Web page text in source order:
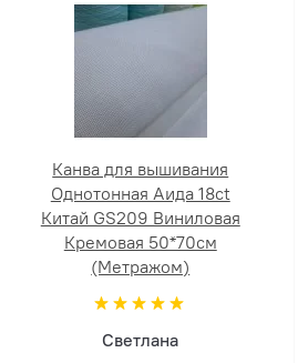
Канва для вышивания
Однотонная Аида 18ct
Китай GS209 Виниловая
Кремовая 50*70см
(Метражом)
Светлана